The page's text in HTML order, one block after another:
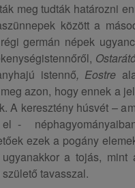
meg tudták határozni
között a
germán népek
istennő, Eostre
azon, hogy ennek a
A keresztény húsvét –
el -
ezek a pogány
a tojás, mint
tavasszal.